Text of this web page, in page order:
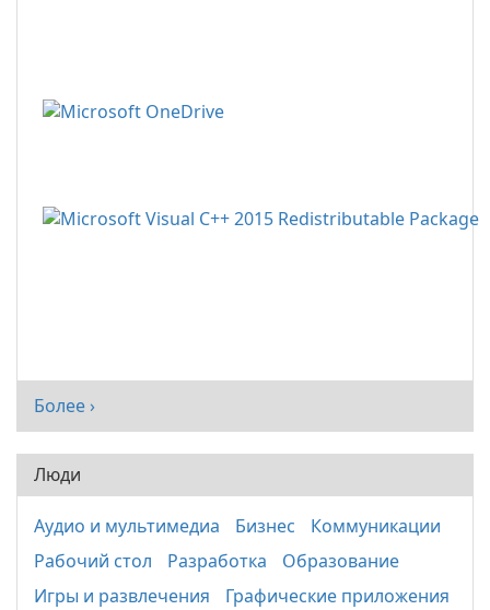
Более ›
Люди
Аудио и мультимедиа Бизнес
Коммуникации
Рабочий стол
Разработка
Образование
Игры и развлечения
Графические приложения